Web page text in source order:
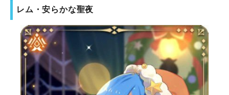
レム・安らかな聖夜